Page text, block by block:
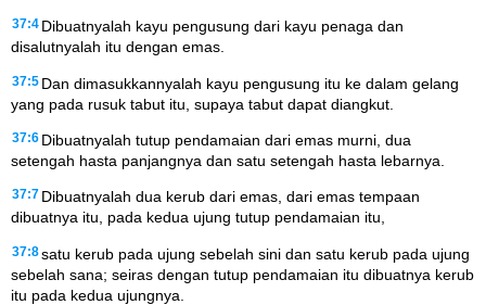
37:4 Dibuatnyalah kayu pengusung dari kayu penaga dan
disalutnyalah itu dengan emas.
37:5 Dan dimasukkannyalah kayu pengusung itu ke dalam gelang
yang pada rusuk tabut itu, supaya tabut dapat diangkut.
37:6 Dibuatnyalah tutup pendamaian dari emas murni, dua
setengah hasta panjangnya dan satu setengah hasta lebarnya.
37:7 Dibuatnyalah dua kerub dari emas, dari emas tempaan
dibuatnya itu, pada kedua ujung tutup pendamaian itu,
37:8satu kerub pada ujung sebelah sini dan satu kerub pada ujung
sebelah sana; seiras dengan tutup pendamaian itu dibuatnya kerub
itu pada kedua ujungnya.